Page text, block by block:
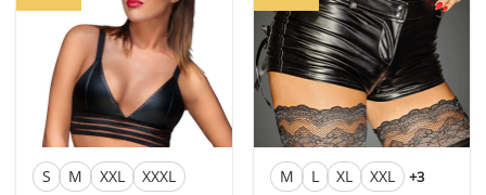
S M XXL
XXXL
M L XL XXL +3